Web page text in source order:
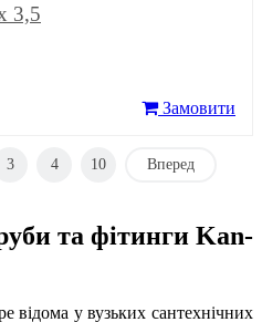
3,5
Замовити
3 4 10 Вперед
та фітинги Kan-
відома у вузьких сантехнічних